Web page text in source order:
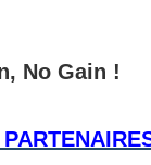
No Gain !